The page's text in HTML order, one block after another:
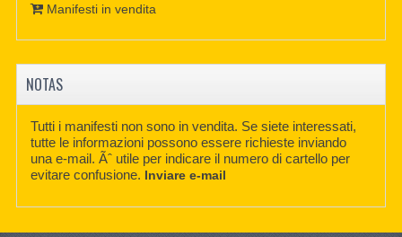
Manifesti in vendita
NOTAS
Tutti i manifesti non sono in vendita. Se siete interessati,
tutte le informazioni possono essere richieste inviando
una e-mail. Ãˆ utile per indicare il numero di cartello per
evitare confusione. Inviare e-mail